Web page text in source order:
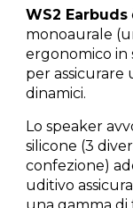
WS2 Earbuds
monoaurale
ergonomico in
per
dinamici.
Lo speaker
silicone (3
confezione)
uditivo